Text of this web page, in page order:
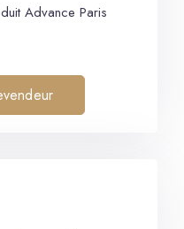
Advance Paris